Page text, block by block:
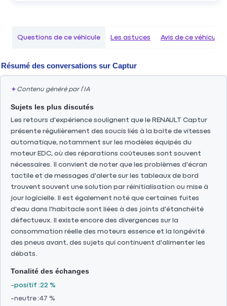
Questions de ce véhicule Les astuces Avis de ce véhicule
Résumé des conversations sur Captur
✦ Contenu généré par l’IA
Sujets les plus discutés
Les retours d'expérience soulignent que le RENAULT Captur
présente régulièrement des soucis liés à la boîte de vitesses
automatique, notamment sur les modèles équipés du
moteur EDC, où des réparations coûteuses sont souvent
nécessaires. Il convient de noter que les problèmes d'écran
tactile et de messages d'alerte sur les tableaux de bord
trouvent souvent une solution par réinitialisation ou mise à
jour logicielle. Il est également noté que certaines fuites
d'eau dans l'habitacle sont liées à des joints d'étanchéité
défectueux. Il existe encore des divergences sur la
consommation réelle des moteurs essence et la longévité
des pneus avant, des sujets qui continuent d'alimenter les
débats.
Tonalité des échanges
positif 22 %
neutre 47 %